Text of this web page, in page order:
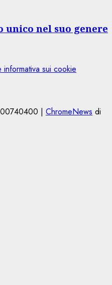
unico nel suo genere
informativa sui cookie
| ChromeNews di